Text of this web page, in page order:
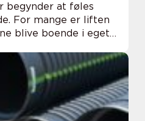
begynder at føles
For mange er liften
blive boende i eget
kompliceret,